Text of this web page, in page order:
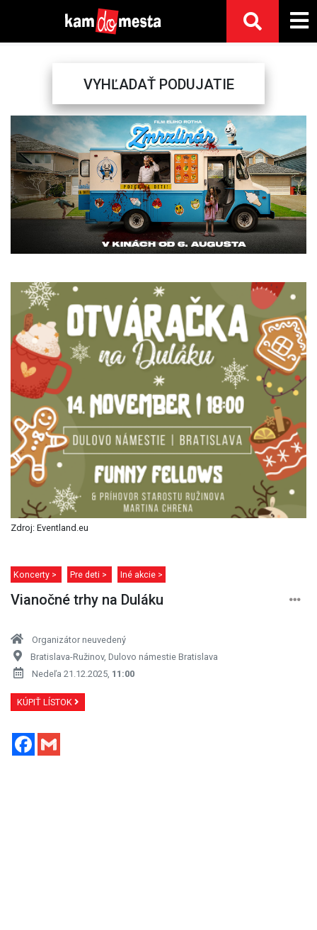
VYHĽADAŤ PODUJATIE
Previous Next
Zdroj: Eventland.eu
Koncerty > Pre deti > Iné akcie >
Vianočné trhy na Duláku
Organizátor neuvedený
Bratislava-Ružinov, Dulovo námestie Bratislava
Nedeľa 21.12.2025, 11:00
KÚPIŤ LÍSTOK
Facebook